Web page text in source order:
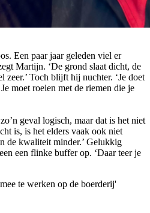
Een paar jaar geleden viel er
Martijn. ‘De grond slaat dicht, de
zeer.’ Toch blijft hij nuchter. ‘Je doet
moet roeien met de riemen die je
geval logisch, maar dat is het niet
is, is het elders vaak ook niet
de kwaliteit minder.’ Gelukkig
een flinke buffer op. ‘Daar teer je
te werken op de boerderij'